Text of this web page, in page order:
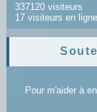
337120 visiteurs
17 visiteurs en ligne
Pour m'aider à